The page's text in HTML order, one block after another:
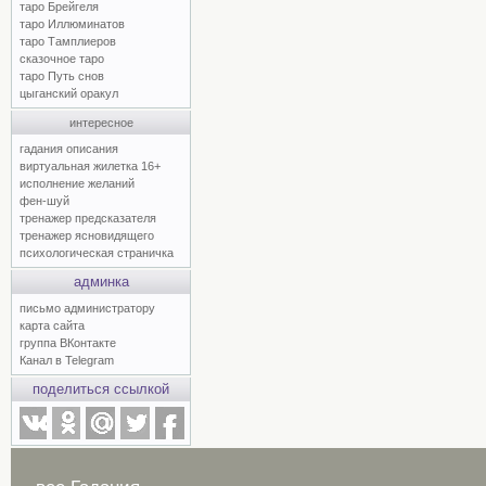
таро Брейгеля
таро Иллюминатов
таро Тамплиеров
сказочное таро
таро Путь снов
цыганский оракул
интересное
гадания описания
виртуальная жилетка 16+
исполнение желаний
фен-шуй
тренажер предсказателя
тренажер ясновидящего
психологическая страничка
админка
письмо администратору
карта сайта
группа ВКонтакте
Канал в Telegram
поделиться ссылкой